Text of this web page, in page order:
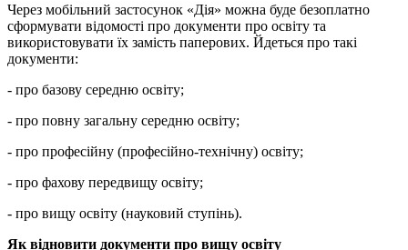
Через мобільний застосунок «Дія» можна буде безоплатно
сформувати відомості про документи про освіту та
використовувати їх замість паперових. Йдеться про такі
документи:
- про базову середню освіту;
- про повну загальну середню освіту;
- про професійну (професійно-технічну) освіту;
- про фахову передвищу освіту;
- про вищу освіту (науковий ступінь).
Як відновити документи про вищу освіту